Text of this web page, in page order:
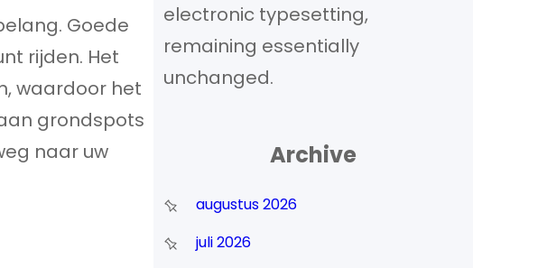
Goede
rijden. Het
waardoor het
grondspots
naar uw
electronic typesetting,
remaining essentially
unchanged.
Archive
augustus 2026
juli 2026